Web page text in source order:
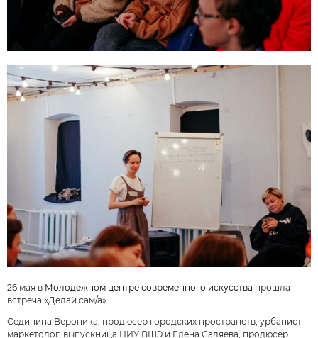
26 мая в Молодежном центре современного искусства прошла
встреча «Делай сам/а»
Сединина Вероника, продюсер городских пространств, урбанист-
маркетолог, выпускница НИУ ВШЭ и Елена Саляева, продюсер